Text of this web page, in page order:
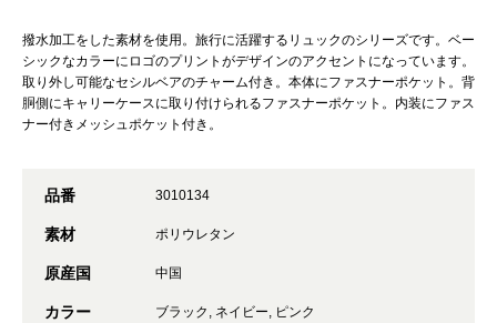
撥水加工をした素材を使用。旅行に活躍するリュックのシリーズです。ベー
シックなカラーにロゴのプリントがデザインのアクセントになっています。
取り外し可能なセシルベアのチャーム付き。本体にファスナーポケット。背
胴側にキャリーケースに取り付けられるファスナーポケット。内装にファス
ナー付きメッシュポケット付き。
品番 3010134
素材 ポリウレタン
原産国 中国
カラー ブラック, ネイビー, ピンク